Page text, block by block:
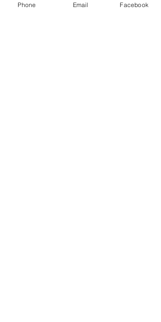
Magali Eudier Hypnose
Phone Email Facebook